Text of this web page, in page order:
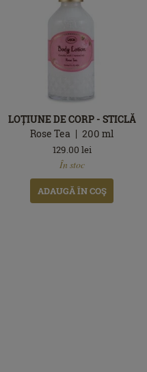
LOȚIUNE DE CORP - STICLĂ
Rose Tea
200ml
129.00 lei
În stoc
ADAUGĂ ÎN COŞ